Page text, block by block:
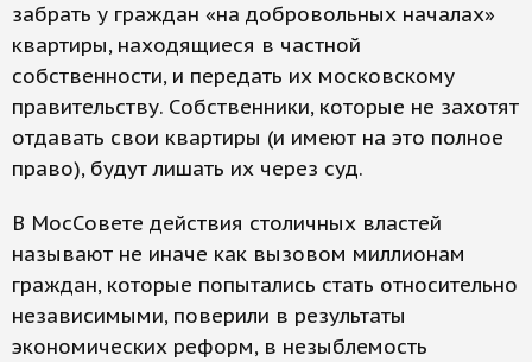
забрать у граждан «на добровольных началах»
квартиры, находящиеся в частной
собственности, и передать их московскому
правительству. Собственники, которые не захотят
отдавать свои квартиры (и имеют на это полное
право), будут лишать их через суд.
В МосСовете действия столичных властей
называют не иначе как вызовом миллионам
граждан, которые попытались стать относительно
независимыми, поверили в результаты
экономических реформ, в незыблемость